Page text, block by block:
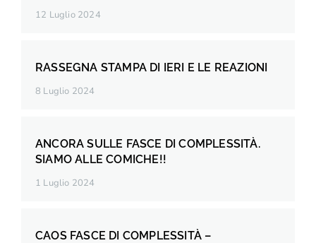
12 Luglio 2024
RASSEGNA STAMPA DI IERI E LE REAZIONI
8 Luglio 2024
ANCORA SULLE FASCE DI COMPLESSITÀ.
SIAMO ALLE COMICHE!!
1 Luglio 2024
CAOS FASCE DI COMPLESSITÀ –